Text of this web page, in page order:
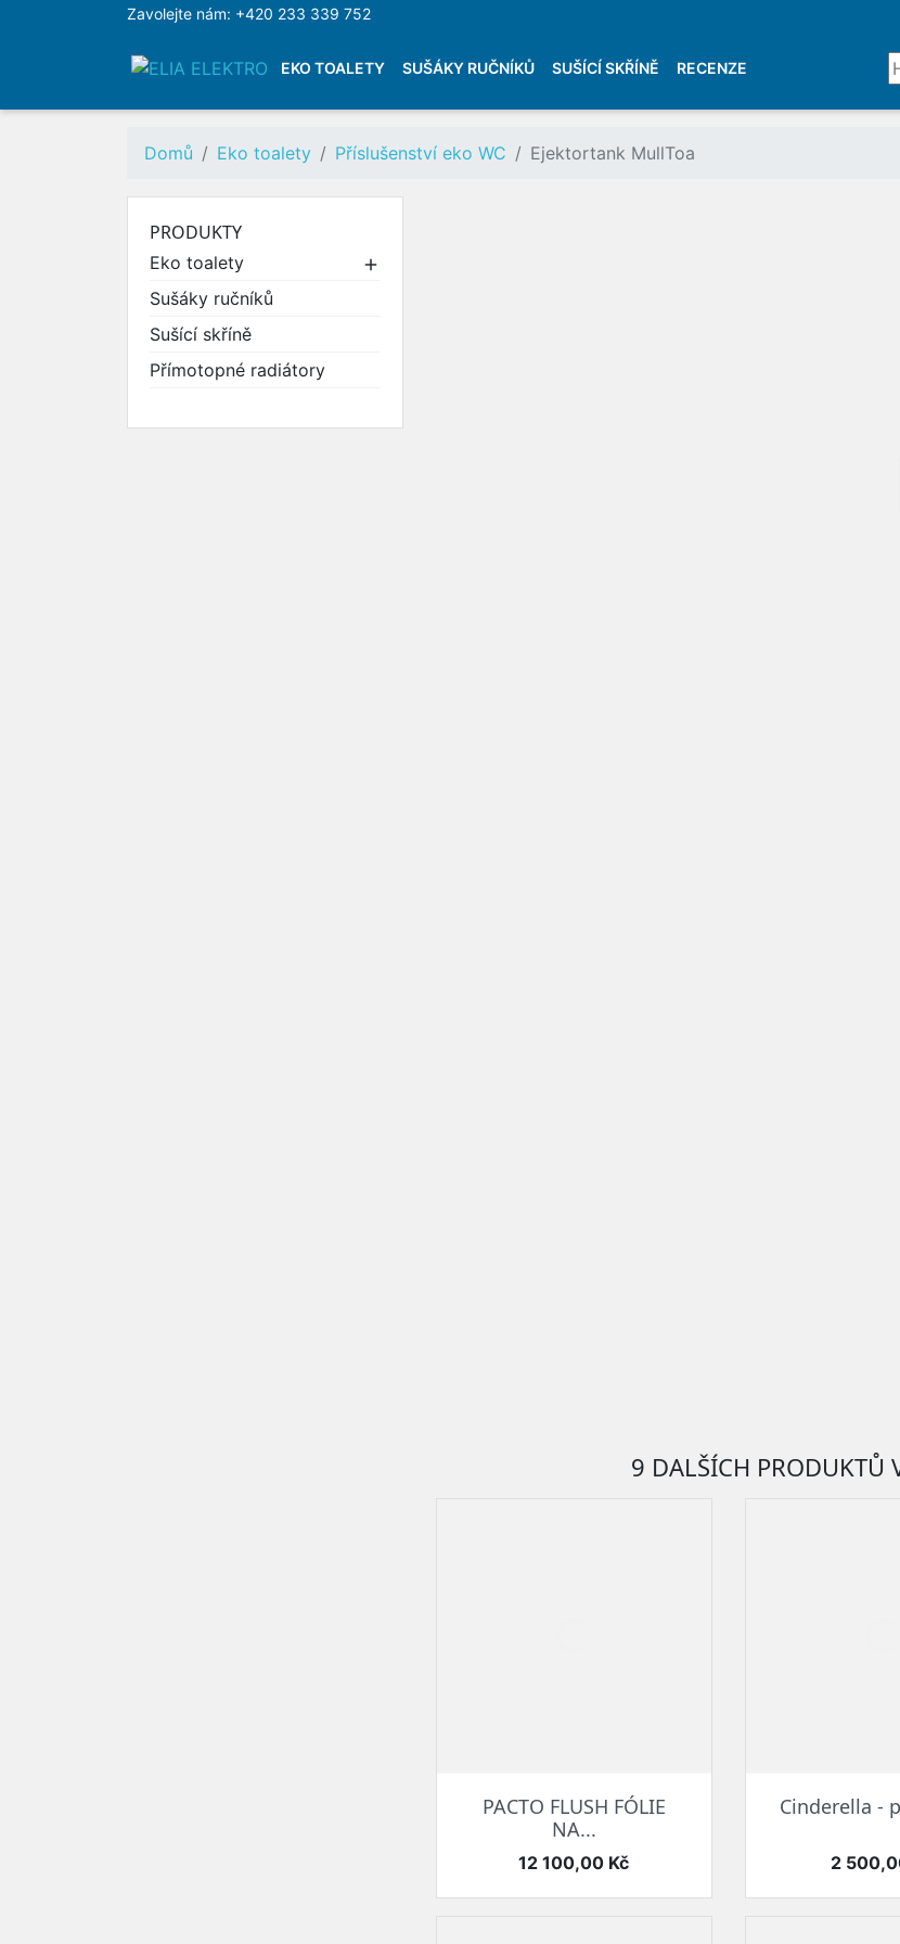
Zavolejte nám: +420 233 339 752
EKO TOALETY
SEPARAČNÍ TOALETY
BIO FLUSH TOALETY
PISOÁRY BEZ VODY
SUŠÁKY RUČNÍKŮ SUŠÍCÍ SKŘÍNĚ RECENZE
Domů Eko toalety Příslušenství eko WC Ejektortank MullToa
PRODUKTY
Eko toalety 
Sušáky ručníků
Sušící skříně
Přímotopné radiátory
9 DALŠÍCH PRODUKTŮ
 Rychlý náhled
PACTO FLUSH FÓLIE
NA...
Cena
12 100,00 Kč
Rychlý
Cinderella -
Cena
2